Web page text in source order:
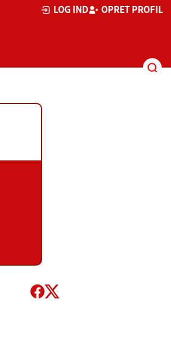
LOG IND OPRET PROFIL